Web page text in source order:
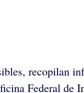
recopilan
Federal